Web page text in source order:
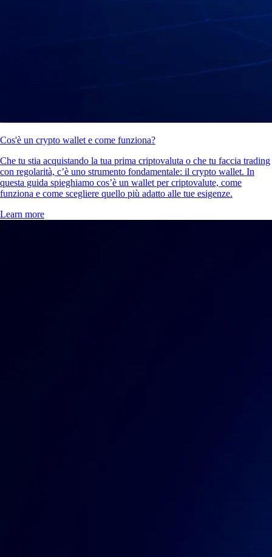
Cos'è un crypto wallet e come funziona?
Che tu stia acquistando la tua prima criptovaluta o che tu faccia trading
con regolarità, c’è uno strumento fondamentale: il crypto wallet. In
questa guida spieghiamo cos’è un wallet per criptovalute, come
funziona e come scegliere quello più adatto alle tue esigenze.
Learn more